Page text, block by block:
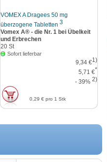
VOMEX A Dragees 50 mg
überzogene Tabletten3
Vomex A® - die Nr. 1 bei Übelkeit
und Erbrechen
20St
Sofort lieferbar
9,34 €1)
5,71 €*
- 39%2)
0,29 € pro 1 Stk